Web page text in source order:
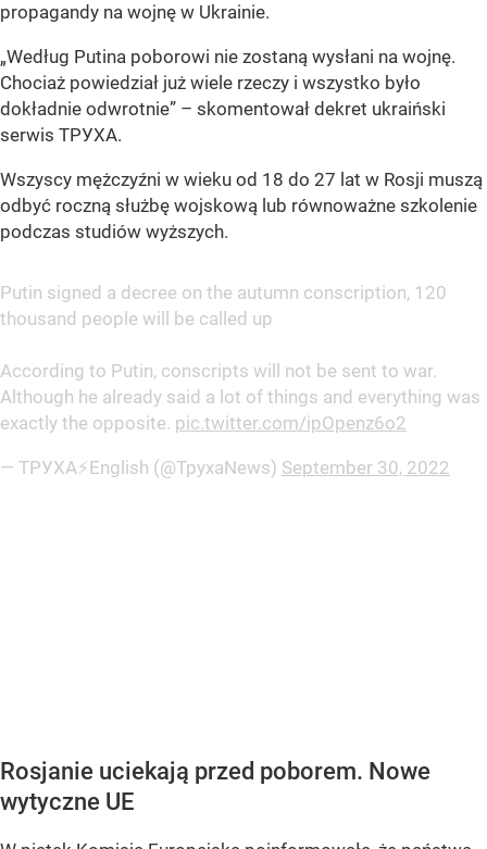
propagandy na wojnę w Ukrainie.
„Według Putina poborowi nie zostaną wysłani na wojnę.
Chociaż powiedział już wiele rzeczy i wszystko było
dokładnie odwrotnie” – skomentował dekret ukraiński
serwis ТРУХA.
Wszyscy mężczyźni w wieku od 18 do 27 lat w Rosji muszą
odbyć roczną służbę wojskową lub równoważne szkolenie
podczas studiów wyższych.
Putin signed a decree on the autumn conscription, 120
thousand people will be called up
According to Putin, conscripts will not be sent to war.
Although he already said a lot of things and everything was
exactly the opposite. pic.twitter.com/ipOpenz6o2
— ТРУХА⚡️English (@TpyxaNews) September 30, 2022
Rosjanie uciekają przed poborem. Nowe
wytyczne UE